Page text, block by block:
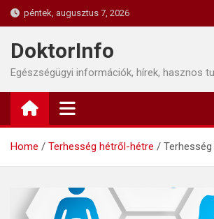
Skip
to
content
péntek, augusztus 7, 2026
DoktorInfo
Egészségügyi információk, hírek, hasznos
Home Terhesség hétről-hétre